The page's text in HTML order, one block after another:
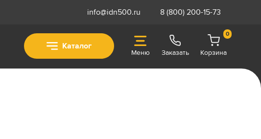
info@idn500.ru 8 (800) 200-15-73
Каталог
Меню Заказать
0
Корзина